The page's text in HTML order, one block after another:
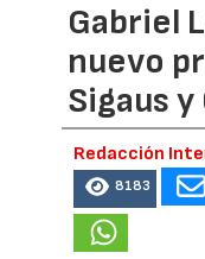
Gabriel
nuevo
Sigaus
Redacción
8183